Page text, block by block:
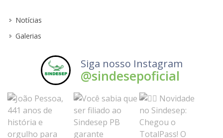
Notícias
Galerias
Siga nosso Instagram
@sindesepoficial